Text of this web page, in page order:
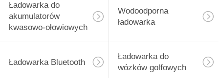
Ładowarka do
akumulatorów
kwasowo-ołowiowych
Wodoodporna
ładowarka
Ładowarka Bluetooth
Ładowarka do
wózków golfowych